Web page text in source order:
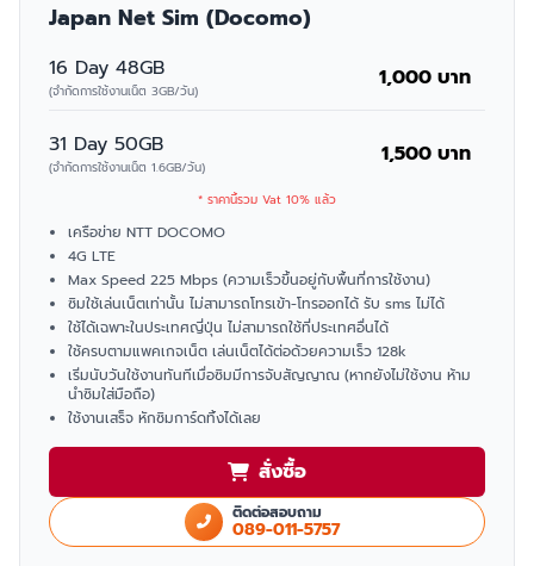
Japan Net Sim (Docomo)
16 Day 48GB
(จำกัดการใช้งานเน็ต 3GB/วัน) 1,000 บาท
31 Day 50GB
(จำกัดการใช้งานเน็ต 1.6GB/วัน) 1,500 บาท
* ราคานี้รวม Vat 10% แล้ว
เครือข่าย NTT DOCOMO
4G LTE
Max Speed 225 Mbps (ความเร็วขึ้นอยู่กับพื้นที่การใช้งาน)
ซิมใช้เล่นเน็ตเท่านั้น ไม่สามารถโทรเข้า-โทรออกได้ รับ sms ไม่ได้
ใช้ได้เฉพาะในประเทศญี่ปุ่น ไม่สามารถใช้ที่ประเทศอื่นได้
ใช้ครบตามแพคเกจเน็ต เล่นเน็ตได้ต่อด้วยความเร็ว 128k
เริ่มนับวันใช้งานทันทีเมื่อซิมมีการจับสัญญาณ (หากยังไม่ใช้งาน ห้าม
นำซิมใส่มือถือ)
ใช้งานเสร็จ หักซิมการ์ดทิ้งได้เลย
สั่งซื้อ
ติดต่อสอบถาม
089-011-5757